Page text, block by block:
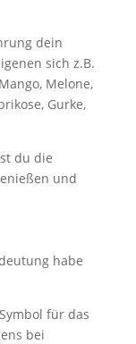
dein
sich z.B.
Melone,
Gurke,
du die
und
habe
für das
bei